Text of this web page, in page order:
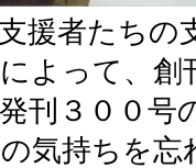
援者たちの
よって、創
刊３００号
気持ちを忘